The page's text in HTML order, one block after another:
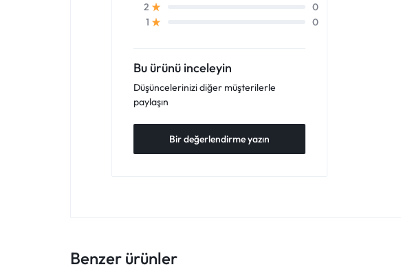
2
0
1
0
Bu ürünü inceleyin
Düşüncelerinizi diğer müşterilerle
paylaşın
Bir değerlendirme yazın
Benzer ürünler